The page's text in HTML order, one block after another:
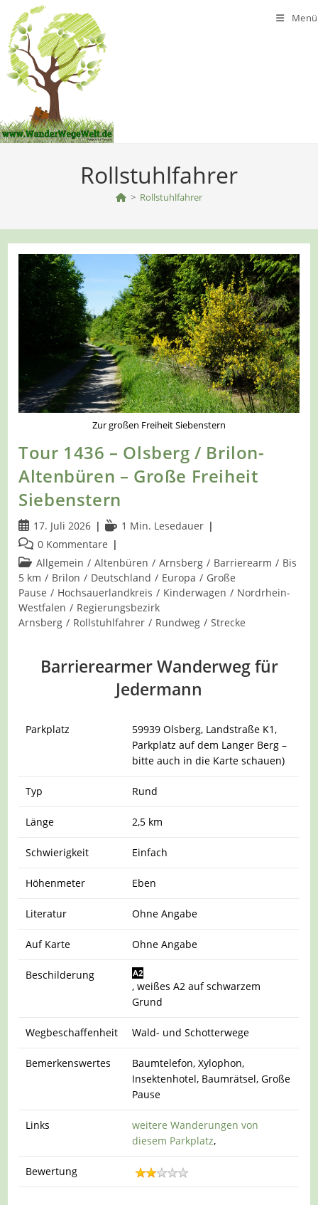
Inhalt
springen
Menü
Rollstuhlfahrer
> Rollstuhlfahrer
Zur großen Freiheit Siebenstern
Tour 1436 – Olsberg / Brilon-
Altenbüren – Große Freiheit
Siebenstern
Beitrag
veröffentlicht:
17. Juli 2026 Lesedauer:
1 Min. Lesedauer
Beitrags-
Kommentare:
0 Kommentare
Beitrags-
Kategorie:
Allgemein / Altenbüren / Arnsberg / Barrierearm / Bis
5 km / Brilon / Deutschland / Europa / Große
Pause / Hochsauerlandkreis / Kinderwagen / Nordrhein-
Westfalen / Regierungsbezirk
Arnsberg / Rollstuhlfahrer / Rundweg / Strecke
Barrierearmer Wanderweg für
Jedermann
Parkplatz
59939 Olsberg, Landstraße K1,
Parkplatz auf dem Langer Berg –
bitte auch in die Karte schauen)
Typ Rund
Länge 2,5 km
Schwierigkeit Einfach
Höhenmeter Eben
Literatur Ohne Angabe
Auf Karte Ohne Angabe
Beschilderung
, weißes A2 auf schwarzem
Grund
Wegbeschaffenheit Wald- und Schotterwege
Bemerkenswertes
Baumtelefon, Xylophon,
Insektenhotel, Baumrätsel, Große
Pause
Links
weitere Wanderungen von
diesem Parkplatz,
Bewertung